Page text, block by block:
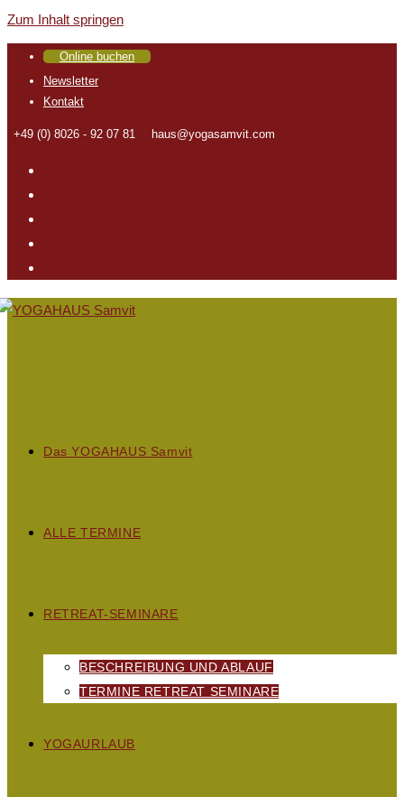
Zum Inhalt springen
Online buchen
Newsletter
Kontakt
+49 (0) 8026 - 92 07 81 haus@yogasamvit.com
Das YOGAHAUS Samvit
ALLE TERMINE
RETREAT-SEMINARE
BESCHREIBUNG UND ABLAUF
TERMINE RETREAT SEMINARE
YOGAURLAUB